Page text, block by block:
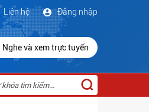
Đăng nhập
Liên hệ
Nghe và xem trực tuyến